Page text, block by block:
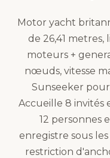
Motor yacht
de 26,41 metres,
moteurs +
nœuds, vitesse
Sunseeker pour
Accueille 8 invités
12 personnes
enregistre sous
restriction